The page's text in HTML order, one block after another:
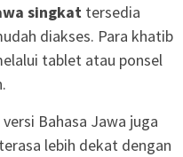
singkat tersedia
diakses. Para khatib
tablet atau ponsel
Bahasa Jawa juga
lebih dekat dengan